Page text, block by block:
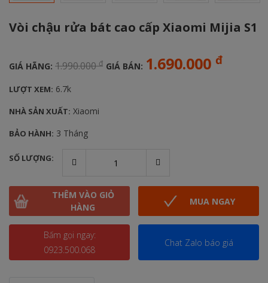
Vòi chậu rửa bát cao cấp Xiaomi Mijia S1
GIÁ HÃNG: 1.990.000đ GIÁ BÁN: 1.690.000 đ
LƯỢT XEM: 6.7k
NHÀ SẢN XUẤT: Xiaomi
BẢO HÀNH: 3 Tháng
SỐ LƯỢNG:
THÊM VÀO GIỎ
HÀNG
MUA NGAY
Bấm gọi ngay:
0923.500.068
Chat Zalo báo giá